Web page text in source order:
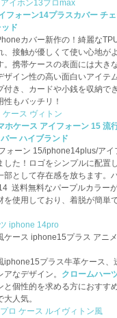
フォーン14プラスカバー チ
ド
カバー新作の！綺麗な
、接触が優しくて使い心地が
。携帯ケースの表面には大き
ザイン性の高い面白いアイテ
付き、カードや小銭を収納で
性もバッチリ！
ホケース アイフォーン 15 流
ー ハイブランド
ォーン 15/iphone14plus/ア
した！ロゴをシンプルに配置
部として存在感を放ちます。
送料無料なパープルカラー
を使用しており、着脱が簡単
ケース iphone15プラス アニ
iphone15プラス牛革ケース、
なデザイン。 クロームハー
と個性的を求める方におすす
人気。